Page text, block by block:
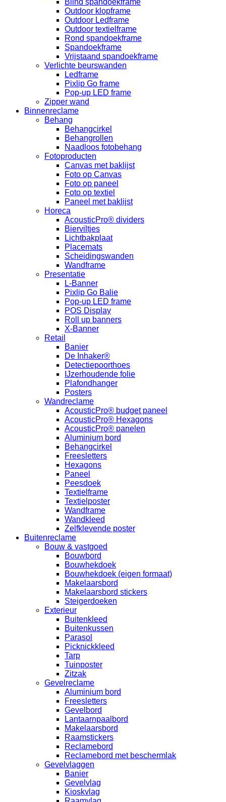
Outdoor klopframe
Outdoor Ledframe
Outdoor textielframe
Rond spandoekframe
Spandoekframe
Vrijstaand spandoekframe
Verlichte beurswanden
Ledframe
Pixlip Go frame
Pop-up LED frame
Zipper wand
Binnenreclame
Behang
Behangcirkel
Behangrollen
Naadloos fotobehang
Fotoproducten
Canvas met baklijst
Foto op Canvas
Foto op paneel
Foto op textiel
Paneel met baklijst
Horeca
AcousticPro® dividers
Bierviltjes
Lichtbakplaat
Placemats
Scheidingswanden
Wandframe
Presentatie
L-Banner
Pixlip Go Balie
Pop-up LED frame
POS Display
Roll up banners
X-Banner
Retail
Banier
De Inhaker®
Detectiepoorthoes
IJzerhoudende folie
Plafondhanger
Posters
Wandreclame
AcousticPro® budget paneel
AcousticPro® Hexagons
AcousticPro® panelen
Aluminium bord
Behangcirkel
Freesletters
Hexagons
Paneel
Peesdoek
Textielframe
Textielposter
Wandframe
Wandkleed
Zelfklevende poster
Buitenreclame
Bouw & vastgoed
Bouwbord
Bouwhekdoek
Bouwhekdoek (eigen formaat)
Makelaarsbord
Makelaarsbord stickers
Steigerdoeken
Exterieur
Buitenkleed
Buitenkussen
Parasol
Picknickkleed
Tarp
Tuinposter
Zitzak
Gevelreclame
Aluminium bord
Freesletters
Gevelbord
Lantaarnpaalbord
Makelaarsbord
Raamstickers
Reclamebord
Reclamebord met beschermlak
Gevelvlaggen
Banier
Gevelvlag
Kioskvlag